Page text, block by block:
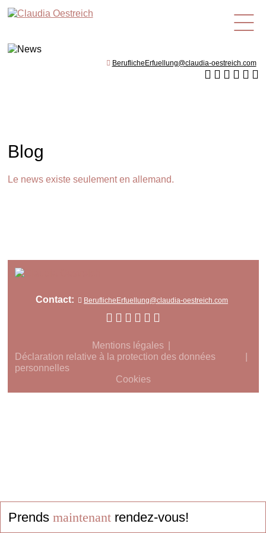
fr
BeruflicheErfuellung@claudia-oestreich.com
Blog
Le news existe seulement en allemand.
Contact: BeruflicheErfuellung@claudia-oestreich.com
Mentions légales
Déclaration relative à la protection des données
personnelles
Cookies
Prends maintenantrendez-vous!